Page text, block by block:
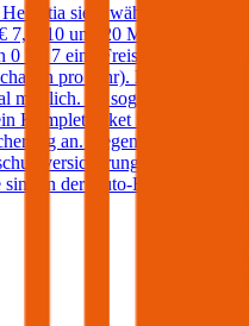
sieht wählbare
7,6, 10 und 20 Millionen vor.
bis 7 eine Freischaden-
pro Jahr). Ein
möglich. Im sogenannten
Komplettpaket inklusive
an. Gegen einen
sind in der Auto-Haftpflicht